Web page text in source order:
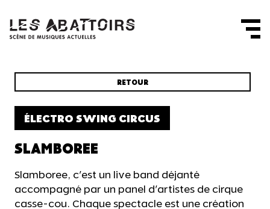
RETOUR
ÉLECTRO SWING CIRCUS
SLAMBOREE
Slamboree, c'est un live band déjanté
accompagné par un panel d'artistes de cirque
casse-cou. Chaque spectacle est une création